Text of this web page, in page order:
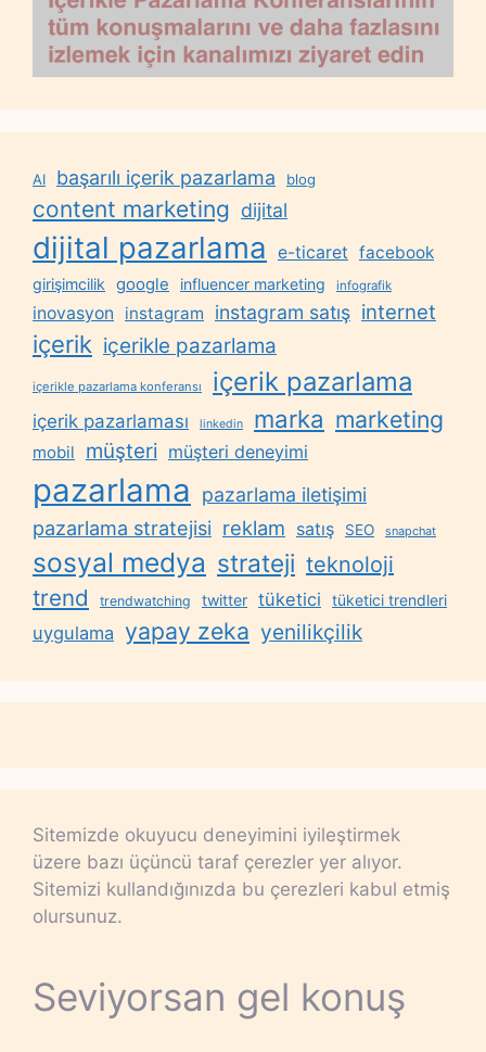
AI başarılı içerik pazarlama blog
content marketing dijital
dijital pazarlama e-ticaret facebook
girişimcilik google influencer marketing infografik
inovasyon instagram instagram satış internet
içerik içerikle pazarlama
içerikle pazarlama konferansı içerik pazarlama
içerik pazarlaması linkedin marka marketing
mobil müşteri müşteri deneyimi
pazarlama
pazarlama iletişimi
pazarlama stratejisi reklam satış SEO snapchat
sosyal medya strateji teknoloji
trend trendwatching twitter tüketici tüketici trendleri
uygulama yapay zeka yenilikçilik
Sitemizde okuyucu deneyimini iyileştirmek
üzere bazı üçüncü taraf çerezler yer alıyor.
Sitemizi kullandığınızda bu çerezleri kabul etmiş
olursunuz.
Seviyorsan gel konuş